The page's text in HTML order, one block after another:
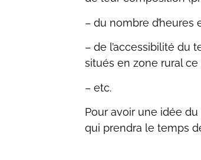
– du nombre
– de l’accessibilité du
situés en zone rural
– etc.
Pour avoir une idée
qui prendra le temps